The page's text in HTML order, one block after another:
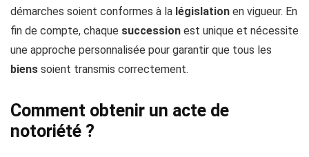
démarches soient conformes à la législation en vigueur. En
fin de compte, chaque succession est unique et nécessite
une approche personnalisée pour garantir que tous les
biens soient transmis correctement.
Comment obtenir un acte de
notoriété ?